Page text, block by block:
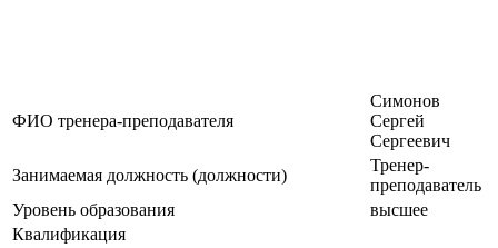
ФИО тренера-преподавателя
Симонов
Сергей
Сергеевич
Занимаемая должность (должности)
Тренер-
преподаватель
Уровень образования
высшее
Квалификация